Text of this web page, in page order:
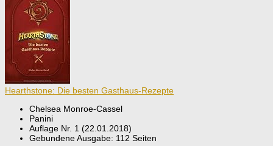
Hearthstone: Die besten Gasthaus-Rezepte
Chelsea Monroe-Cassel
Panini
Auflage Nr. 1 (22.01.2018)
Gebundene Ausgabe: 112 Seiten